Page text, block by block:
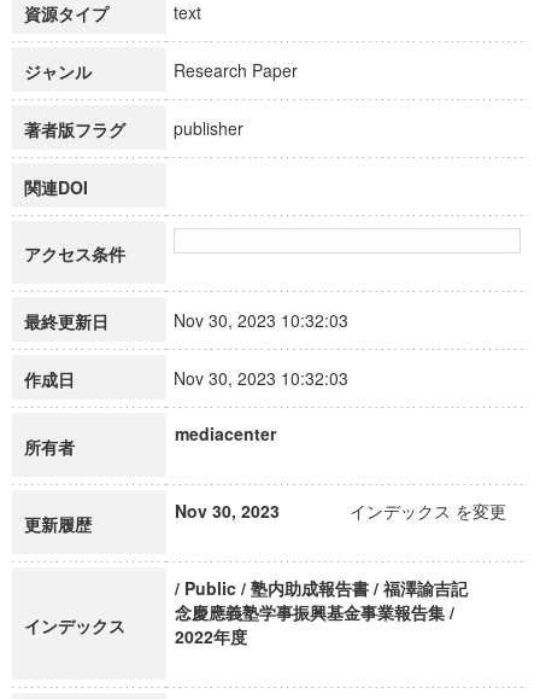
資源タイプ text
ジャンル Research Paper
著者版フラグ publisher
関連DOI
アクセス条件
最終更新日 Nov 30, 2023 10:32:03
作成日 Nov 30, 2023 10:32:03
所有者
mediacenter
更新履歴
Nov 30, 2023 インデックス を変更
インデックス
/ Public / 塾内助成報告書 / 福澤諭吉記
念慶應義塾学事振興基金事業報告集 /
2022年度